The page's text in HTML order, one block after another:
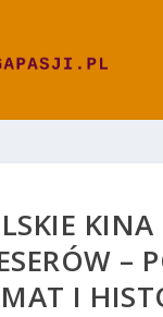
–
I